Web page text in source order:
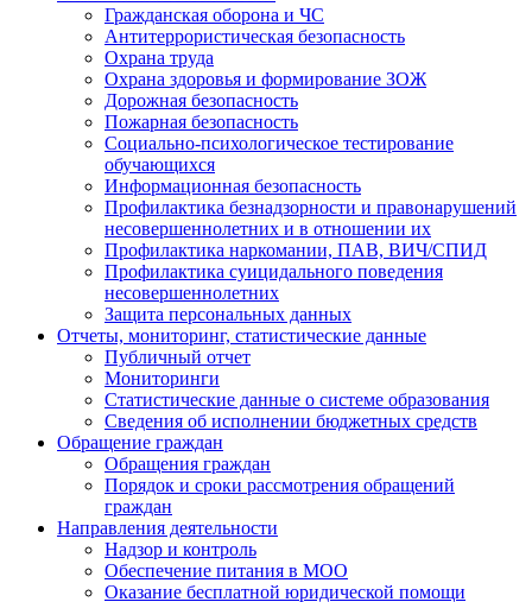
Гражданская оборона и ЧС
Антитеррористическая безопасность
Охрана труда
Охрана здоровья и формирование ЗОЖ
Дорожная безопасность
Пожарная безопасность
Социально-психологическое тестирование
обучающихся
Информационная безопасность
Профилактика безнадзорности и правонарушений
несовершеннолетних и в отношении их
Профилактика наркомании, ПАВ, ВИЧ/СПИД
Профилактика суицидального поведения
несовершеннолетних
Защита персональных данных
Отчеты, мониторинг, статистические данные
Публичный отчет
Мониторинги
Статистические данные о системе образования
Сведения об исполнении бюджетных средств
Обращение граждан
Обращения граждан
Порядок и сроки рассмотрения обращений
граждан
Направления деятельности
Надзор и контроль
Обеспечение питания в МОО
Оказание бесплатной юридической помощи